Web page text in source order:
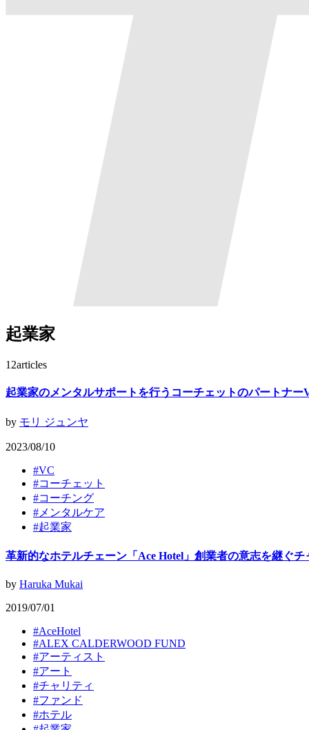
起業家
12articles
起業家のメンタルサポートを行うコーチェットのパートナー
by モリ ジュンヤ
2023/08/10
#VC
#コーチェット
#コーチング
# メンタルケア
#起業家
革新的なホテルチェーン「Ace Hotel」創業者の意志を継ぐ
by Haruka Mukai
2019/07/01
#AceHotel
#ALEX CALDERWOOD FUND
#アーティスト
#アート
#チャリティ
#ファンド
#ホテル